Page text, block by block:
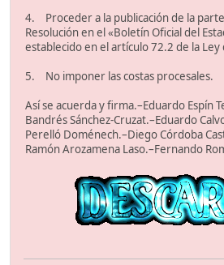
4. Proceder a la publicación de la
Resolución en el «Boletín Oficial del
establecido en el artículo 72.2 de la Ley
5. No imponer las costas procesales.
Así se acuerda y firma.–Eduardo Espín
Bandrés Sánchez-Cruzat.–Eduardo
Perelló Doménech.–Diego Córdoba
Ramón Arozamena Laso.–Fernando